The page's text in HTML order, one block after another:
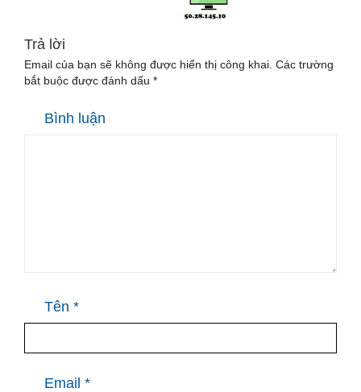
Trả lời
Email của bạn sẽ không được hiển thị công khai. Các trường
bắt buộc được đánh dấu *
Bình luận
Tên *
Email *